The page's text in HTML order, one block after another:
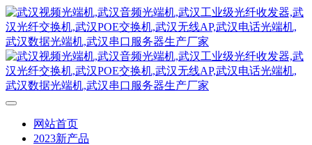
网站首页
2023新产品